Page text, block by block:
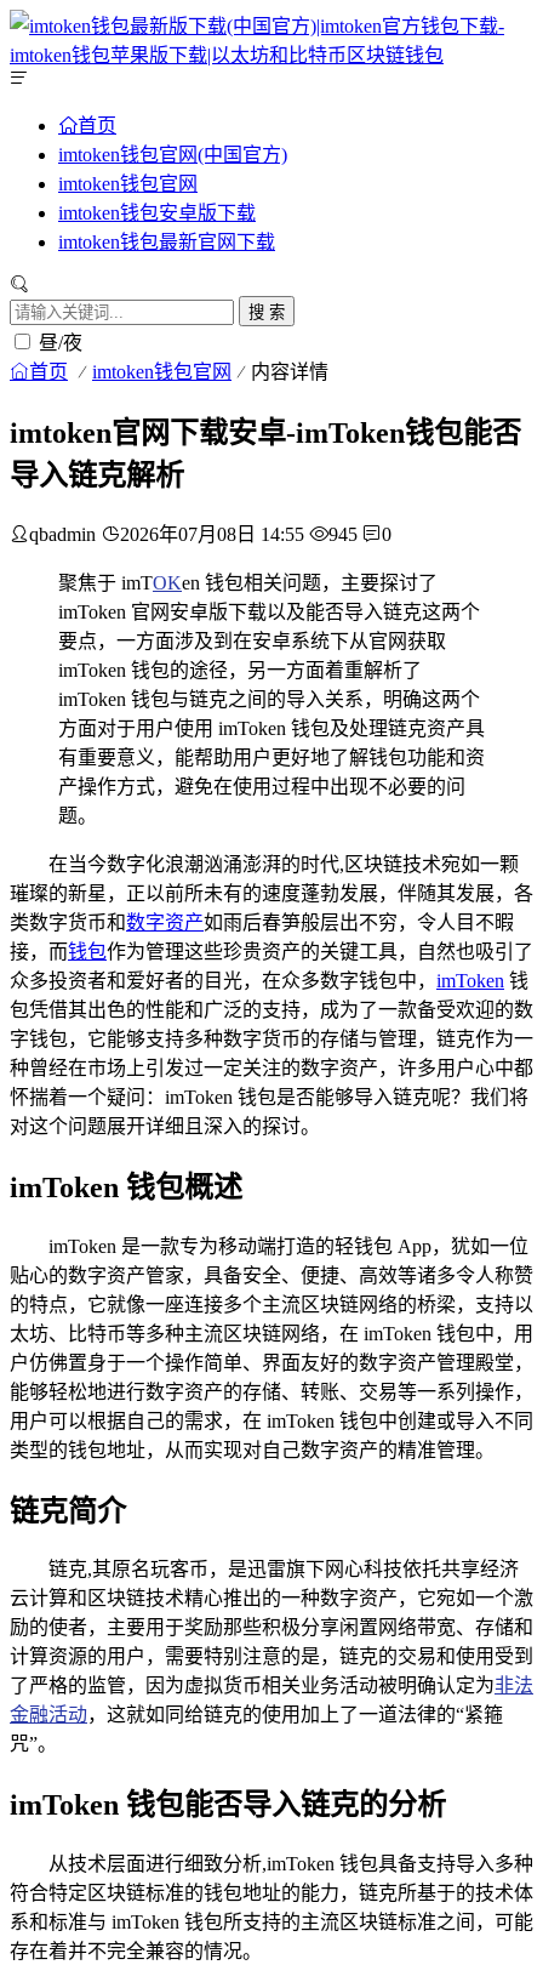
首页
imtoken钱包官网(中国官方)
imtoken钱包官网
imtoken钱包安卓版下载
imtoken钱包最新官网下载
搜 索
昼/夜
首页 imtoken钱包官网 内容详情
imtoken官网下载安卓-imToken钱包能否
导入链克解析
qbadmin 2026年07月08日 14:55 945 0
聚焦于 imTOKen 钱包相关问题，主要探讨了
imToken 官网安卓版下载以及能否导入链克这两个
要点，一方面涉及到在安卓系统下从官网获取
imToken 钱包的途径，另一方面着重解析了
imToken 钱包与链克之间的导入关系，明确这两个
方面对于用户使用 imToken 钱包及处理链克资产具
有重要意义，能帮助用户更好地了解钱包功能和资
产操作方式，避免在使用过程中出现不必要的问
题。
在当今数字化浪潮汹涌澎湃的时代,区块链技术宛如一颗
璀璨的新星，正以前所未有的速度蓬勃发展，伴随其发展，各
类数字货币和数字资产如雨后春笋般层出不穷，令人目不暇
接，而钱包作为管理这些珍贵资产的关键工具，自然也吸引了
众多投资者和爱好者的目光，在众多数字钱包中， imToken 钱
包凭借其出色的性能和广泛的支持，成为了一款备受欢迎的数
字钱包，它能够支持多种数字货币的存储与管理，链克作为一
种曾经在市场上引发过一定关注的数字资产，许多用户心中都
怀揣着一个疑问：imToken 钱包是否能够导入链克呢？我们将
对这个问题展开详细且深入的探讨。
imToken 钱包概述
imToken 是一款专为移动端打造的轻钱包 App，犹如一位
贴心的数字资产管家，具备安全、便捷、高效等诸多令人称赞
的特点，它就像一座连接多个主流区块链网络的桥梁，支持以
太坊、比特币等多种主流区块链网络，在 imToken 钱包中，用
户仿佛置身于一个操作简单、界面友好的数字资产管理殿堂，
能够轻松地进行数字资产的存储、转账、交易等一系列操作，
用户可以根据自己的需求，在 imToken 钱包中创建或导入不同
类型的钱包地址，从而实现对自己数字资产的精准管理。
链克简介
链克,其原名玩客币，是迅雷旗下网心科技依托共享经济
云计算和区块链技术精心推出的一种数字资产，它宛如一个激
励的使者，主要用于奖励那些积极分享闲置网络带宽、存储和
计算资源的用户，需要特别注意的是，链克的交易和使用受到
了严格的监管，因为虚拟货币相关业务活动被明确认定为非法
金融活动，这就如同给链克的使用加上了一道法律的“紧箍
咒”。
imToken 钱包能否导入链克的分析
从技术层面进行细致分析,imToken 钱包具备支持导入多种
符合特定区块链标准的钱包地址的能力，链克所基于的技术体
系和标准与 imToken 钱包所支持的主流区块链标准之间，可能
存在着并不完全兼容的情况。